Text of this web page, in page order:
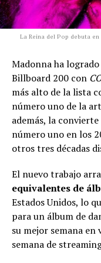
La Reina del Pop debuta
Madonna ha
Billboard 200 con
más alto de la lista
número uno de la
además, la
número uno en los
otros tres décadas
El nuevo trabajo
equivalentes de
Estados Unidos, lo
para un álbum de
su mejor semana en
semana de